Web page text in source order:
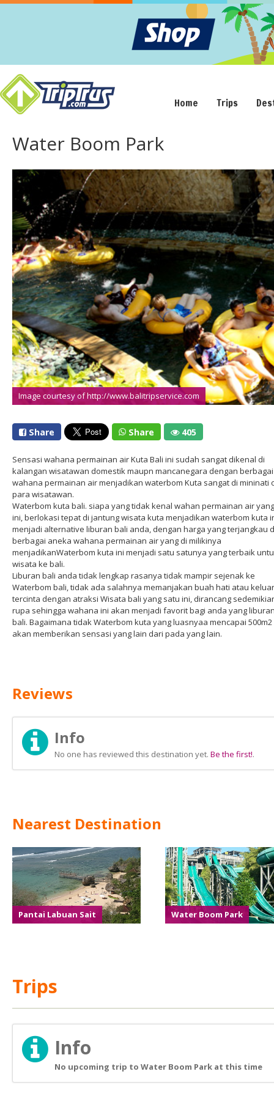
Home Trips
Water Boom Park
Image courtesy of http://www.balitripservice.com
Share Share 405
Sensasi wahana permainan air Kuta Bali ini sudah sangat dikenal di
kalangan wisatawan domestik maupn mancanegara dengan berbagai
wahana permainan air menjadikan waterbom Kuta sangat di mininati
para wisatawan.
Waterbom kuta bali. siapa yang tidak kenal wahan permainan air
ini, berlokasi tepat di jantung wisata kuta menjadikan waterbom kuta
menjadi alternative liburan bali anda, dengan harga yang terjangkau
berbagai aneka wahana permainan air yang di milikinya
menjadikanWaterbom kuta ini menjadi satu satunya yang terbaik
wisata ke bali.
Liburan bali anda tidak lengkap rasanya tidak mampir sejenak ke
Waterbom bali, tidak ada salahnya memanjakan buah hati atau
tercinta dengan atraksi Wisata bali yang satu ini, dirancang
rupa sehingga wahana ini akan menjadi favorit bagi anda yang
bali. Bagaimana tidak Waterbom kuta yang luasnyaa mencapai 500m2
akan memberikan sensasi yang lain dari pada yang lain.
Reviews
Info
No one has reviewed this destination yet. Be the first!.
Nearest Destination
Pantai Labuan Sait Water Boom Park
Trips
Info
No upcoming trip to Water Boom Park at this time